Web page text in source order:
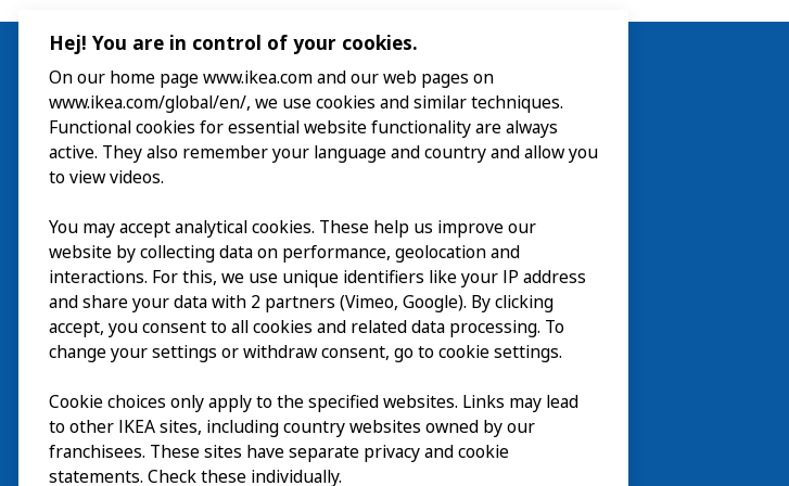
Visita
Explorar
ActividadesEN
Acerca deEN
Hej! You are in control of your cookies.
On our home page www.ikea.com and our web pages on
www.ikea.com/global/en/, we use cookies and similar techniques.
Functional cookies for essential website functionality are always
active. They also remember your language and country and allow you
to view videos.
You may accept analytical cookies. These help us improve our
website by collecting data on performance, geolocation and
interactions. For this, we use unique identifiers like your IP address
and share your data with 2 partners (Vimeo, Google). By clicking
accept, you consent to all cookies and related data processing. To
change your settings or withdraw consent, go to cookie settings.
Cookie choices only apply to the specified websites. Links may lead
to other IKEA sites, including country websites owned by our
franchisees. These sites have separate privacy and cookie
statements. Check these individually.